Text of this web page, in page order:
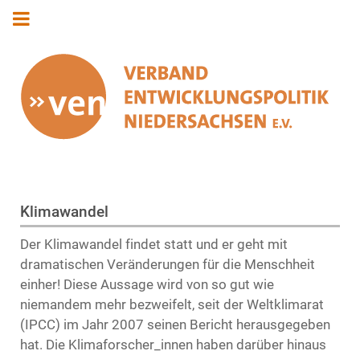
Klimawandel
Der Klimawandel findet statt und er geht mit
dramatischen Veränderungen für die Menschheit
einher! Diese Aussage wird von so gut wie
niemandem mehr bezweifelt, seit der Weltklimarat
(IPCC) im Jahr 2007 seinen Bericht herausgegeben
hat. Die Klimaforscher_innen haben darüber hinaus